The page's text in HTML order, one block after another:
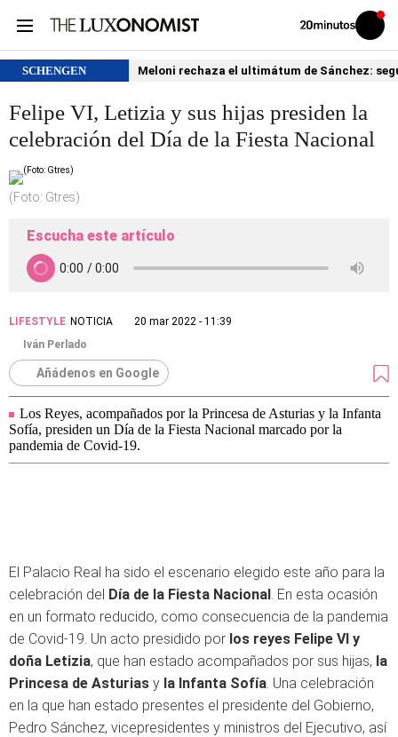
Volver
Iniciar
sesión
SCHENGEN Meloni rechaza el ultimátum de Sánchez:
Felipe VI, Letizia y sus hijas presiden la
celebración del Día de la Fiesta Nacional
(Foto: Gtres)
Escucha este artículo
LIFESTYLE NOTICIA
20 mar 2022 - 11:39
Iván Perlado
Añádenos en Google
Los Reyes, acompañados por la Princesa de Asturias y la Infanta
Sofía, presiden un Día de la Fiesta Nacional marcado por la
pandemia de Covid-19.
El Palacio Real ha sido el escenario elegido este año para la
celebración del Día de la Fiesta Nacional. En esta ocasión
en un formato reducido, como consecuencia de la pandemia
de Covid-19. Un acto presidido por los reyes Felipe VI y
doña Letizia, que han estado acompañados por sus hijas, la
Princesa de Asturias y la Infanta Sofía. Una celebración
en la que han estado presentes el presidente del Gobierno,
Pedro Sánchez, vicepresidentes y ministros del Ejecutivo, así